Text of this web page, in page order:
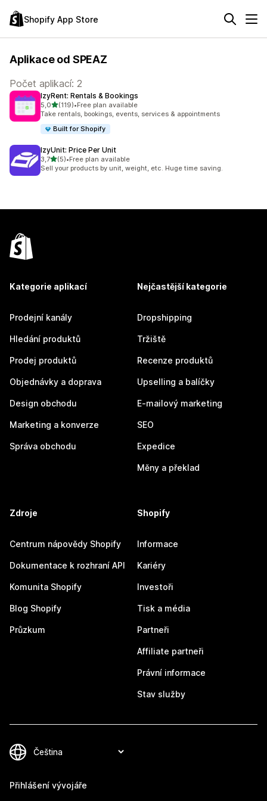
Shopify App Store
Aplikace od SPEAZ
Počet aplikací: 2
IzyRent: Rentals & Bookings
5,0z 5 hvězd
(119)
Celkový počet recenzí: 119
•Free plan available
Take rentals, bookings, events, services & appointments
Built for Shopify
IzyUnit: Price Per Unit
3,7z 5 hvězd
(5)
Celkový počet recenzí: 5
•Free plan available
Sell your products by unit, weight, etc. Huge time saving.
Kategorie aplikací
Prodejní kanály
Hledání produktů
Prodej produktů
Objednávky a doprava
Design obchodu
Marketing a konverze
Správa obchodu
Nejčastější kategorie
Dropshipping
Tržiště
Recenze produktů
Upselling a balíčky
E-mailový marketing
SEO
Expedice
Měny a překlad
Zdroje
Centrum nápovědy Shopify
Dokumentace k rozhraní API
Komunita Shopify
Blog Shopify
Průzkum
Shopify
Informace
Kariéry
Investoři
Tisk a média
Partneři
Affiliate partneři
Právní informace
Stav služby
Přihlášení vývojáře